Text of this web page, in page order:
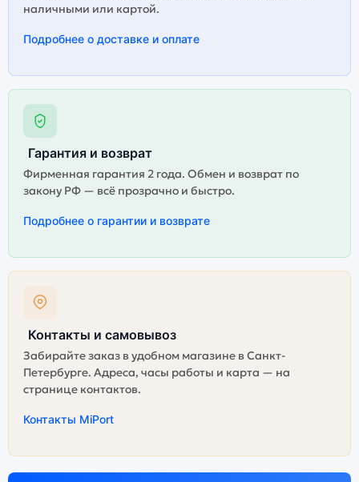
наличными или картой.
Подробнее о доставке и оплате
Гарантия и возврат
Фирменная гарантия 2 года. Обмен и возврат по
закону РФ — всё прозрачно и быстро.
Подробнее о гарантии и возврате
Контакты и самовывоз
Забирайте заказ в удобном магазине в Санкт-
Петербурге. Адреса, часы работы и карта — на
странице контактов.
Контакты MiPort